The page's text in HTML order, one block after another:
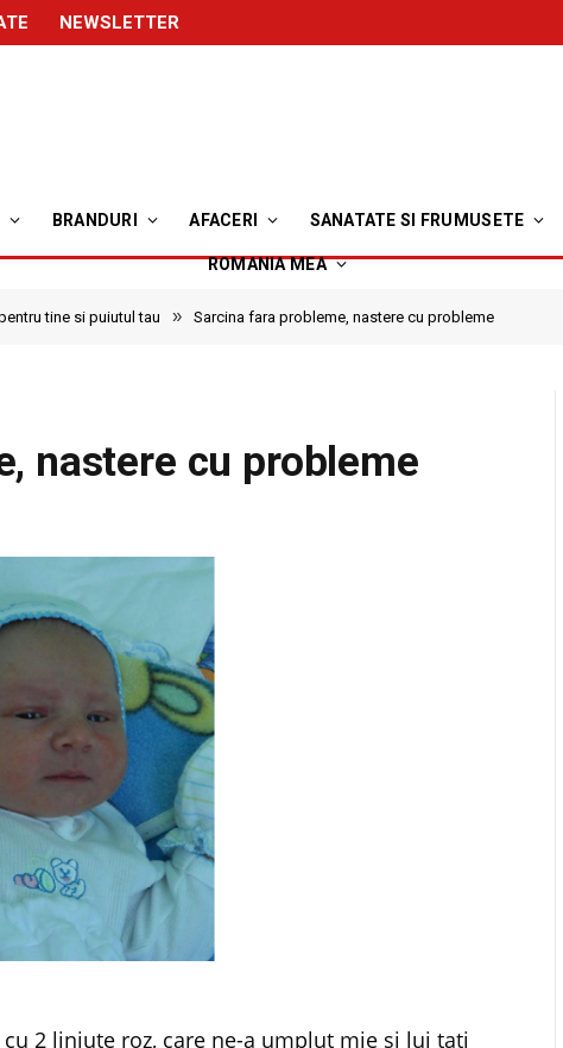
NEWSLETTER
BRANDURI AFACERI SANATATE SI FRUMUSETE
ROMANIA MEA
tine si puiutul tau » Sarcina fara probleme, nastere cu probleme
nastere cu probleme
2 liniute roz, care ne-a umplut mie si lui tati